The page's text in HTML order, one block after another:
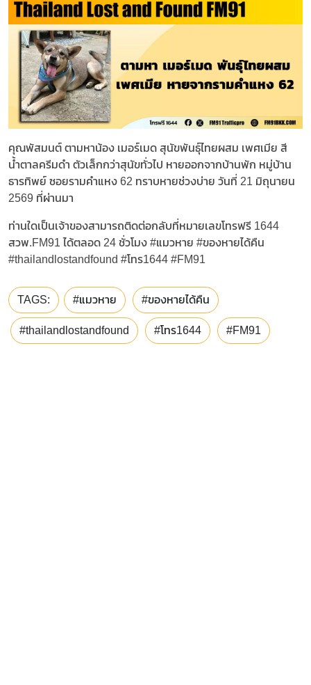
คุณพัสมนต์ ตามหาน้อง เมอร์เมด สุนัขพันธุ์ไทยผสม เพศเมีย สี
น้ำตาลครีมดำ ตัวเล็กกว่าสุนัขทั่วไป หายออกจากบ้านพัก หมู่บ้าน
ธารทิพย์ ซอยรามคำแหง 62 ทราบหายช่วงบ่าย วันที่ 21 มิถุนายน
2569 ที่ผ่านมา
ท่านใดเป็นเจ้าของสามารถติดต่อกลับที่หมายเลขโทรฟรี 1644
สวพ.FM91 ได้ตลอด 24 ชั่วโมง #แมวหาย #ของหายได้คืน
#thailandlostandfound #โทร1644 #FM91
TAGS: #แมวหาย #ของหายได้คืน
#thailandlostandfound #โทร1644 #FM91